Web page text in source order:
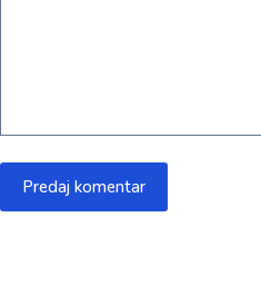
Predaj komentar